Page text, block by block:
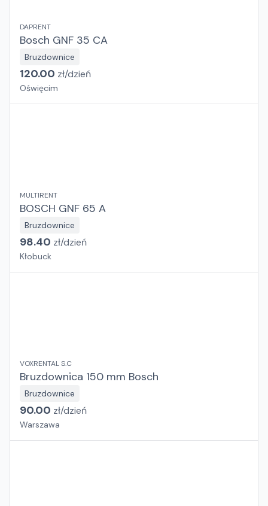
DAPRENT
Bosch GNF 35 CA
Bruzdownice
120.00 zł/dzień
Oświęcim
MULTIRENT
BOSCH GNF 65 A
Bruzdownice
98.40 zł/dzień
Kłobuck
VOXRENTAL S.C
Bruzdownica 150 mm Bosch
Bruzdownice
90.00 zł/dzień
Warszawa